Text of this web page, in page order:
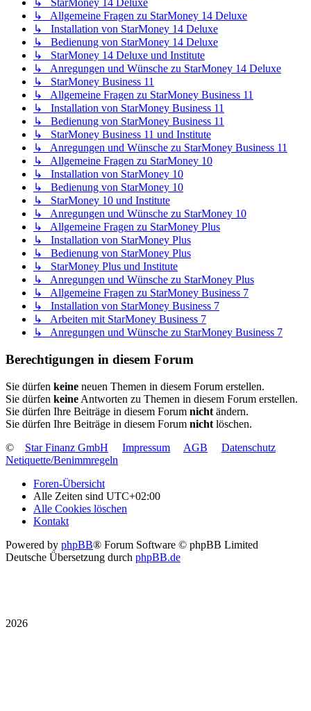
↳ StarMoney 14 Deluxe
↳ Allgemeine Fragen zu StarMoney 14 Deluxe
↳ Installation von StarMoney 14 Deluxe
↳ Bedienung von StarMoney 14 Deluxe
↳ StarMoney 14 Deluxe und Institute
↳ Anregungen und Wünsche zu StarMoney 14 Deluxe
↳ StarMoney Business 11
↳ Allgemeine Fragen zu StarMoney Business 11
↳ Installation von StarMoney Business 11
↳ Bedienung von StarMoney Business 11
↳ StarMoney Business 11 und Institute
↳ Anregungen und Wünsche zu StarMoney Business 11
↳ Allgemeine Fragen zu StarMoney 10
↳ Installation von StarMoney 10
↳ Bedienung von StarMoney 10
↳ StarMoney 10 und Institute
↳ Anregungen und Wünsche zu StarMoney 10
↳ Allgemeine Fragen zu StarMoney Plus
↳ Installation von StarMoney Plus
↳ Bedienung von StarMoney Plus
↳ StarMoney Plus und Institute
↳ Anregungen und Wünsche zu StarMoney Plus
↳ Allgemeine Fragen zu StarMoney Business 7
↳ Installation von StarMoney Business 7
↳ Arbeiten mit StarMoney Business 7
↳ Anregungen und Wünsche zu StarMoney Business 7
Berechtigungen in diesem Forum
Sie dürfen keine neuen Themen in diesem Forum erstellen.
Sie dürfen keine Antworten zu Themen in diesem Forum erstellen.
Sie dürfen Ihre Beiträge in diesem Forum nicht ändern.
Sie dürfen Ihre Beiträge in diesem Forum nicht löschen.
©
Star Finanz GmbH Impressum AGB
Datenschutz
Netiquette/Benimmregeln
Foren-Übersicht
Alle Zeiten sind UTC+02:00
Alle Cookies löschen
Kontakt
Powered by phpBB® Forum Software © phpBB Limited
Deutsche Übersetzung durch phpBB.de
2026